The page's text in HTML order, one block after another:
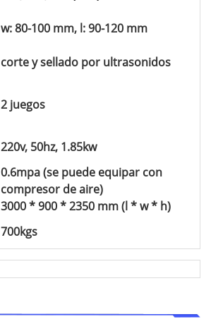
w: 80-100 mm, l: 90-120 mm
corte y sellado por ultrasonidos
2 juegos
220v, 50hz, 1.85kw
0.6mpa (se puede equipar con
compresor de aire)
3000 * 900 * 2350 mm (l * w * h)
700kgs